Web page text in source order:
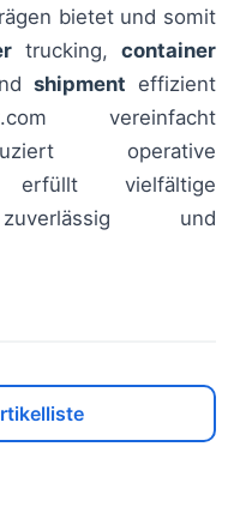
bietet und somit
trucking, container
shipment effizient
vereinfacht
operative
erfüllt vielfältige
zuverlässig und